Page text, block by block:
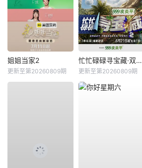
姐姐当家2
更新至第20260809期
忙忙碌碌寻宝藏·双人成行季
更新至第20260809期